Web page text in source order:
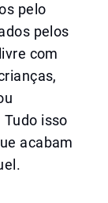
pelo
pelos
com
isso
acabam